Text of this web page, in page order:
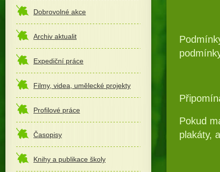
Dobrovolné akce
Archiv aktualit
Expediční práce
Filmy, videa, umělecké projekty
Profilové práce
Časopisy
Knihy a publikace školy
Pokud
plakáty,